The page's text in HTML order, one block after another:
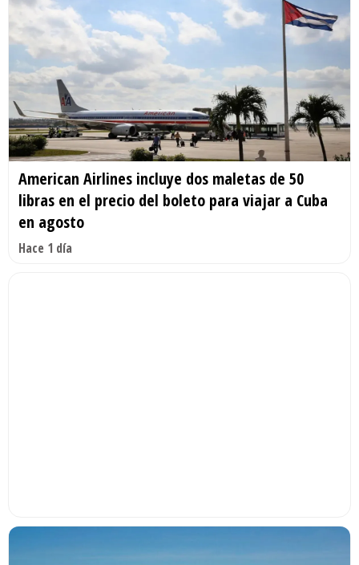
American Airlines incluye dos maletas de 50
libras en el precio del boleto para viajar a Cuba
en agosto
Hace 1 día